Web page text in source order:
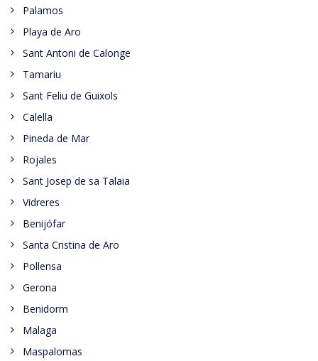
Palamos
Playa de Aro
Sant Antoni de Calonge
Tamariu
Sant Feliu de Guixols
Calella
Pineda de Mar
Rojales
Sant Josep de sa Talaia
Vidreres
Benijófar
Santa Cristina de Aro
Pollensa
Gerona
Benidorm
Malaga
Maspalomas